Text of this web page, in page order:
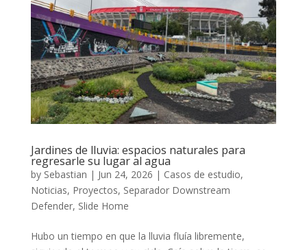
Jardines de lluvia: espacios naturales para
regresarle su lugar al agua
by Sebastian | Jun 24, 2026 | Casos de estudio,
Noticias, Proyectos, Separador Downstream
Defender, Slide Home
Hubo un tiempo en que la lluvia fluía libremente,